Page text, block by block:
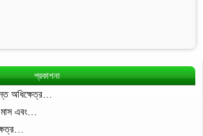
প্রকাশনা
অধিক্ষেত্র…
এবং…